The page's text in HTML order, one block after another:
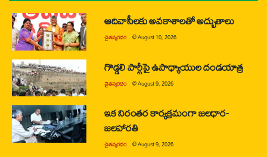
ఆదివాసీలకు అవకాశాలతో అద్భుతాలు
చైతన్యరధం @August 10, 2026
గొడ్డలి పార్టీపై ఉపాధ్యాయుల దండయాత్ర
చైతన్యరధం @August 9, 2026
ఇక నిరంతర కార్యక్రమంగా జలధార-
జలహారతి
చైతన్యరధం @August 9, 2026